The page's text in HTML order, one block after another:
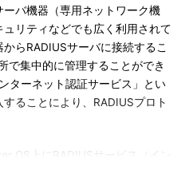
バ機器（専用ネットワーク機
リティなどでも広く利用されて
らRADIUSサーバに接続するこ
で集中的に管理することができ
ターネット認証サービス」とい
ることにより、RADIUSプロト
OS上にRADIUSサービス（イン